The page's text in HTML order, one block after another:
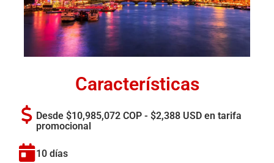
Características
Desde $10,985,072 COP - $2,388 USD en tarifa
promocional
10 días